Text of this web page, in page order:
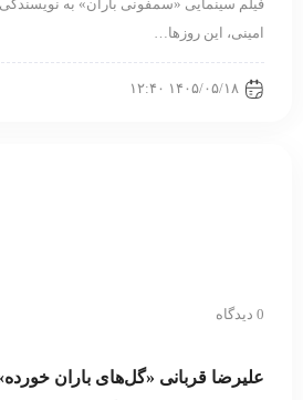
فیلم سینمایی «سمفونی باران» به نویسندگی
امینی، این روزها…
۱۴۰۵/۰۵/۱۸ ۱۲:۴۰
0 دیدگاه
علیرضا قربانی «گل‌های باران